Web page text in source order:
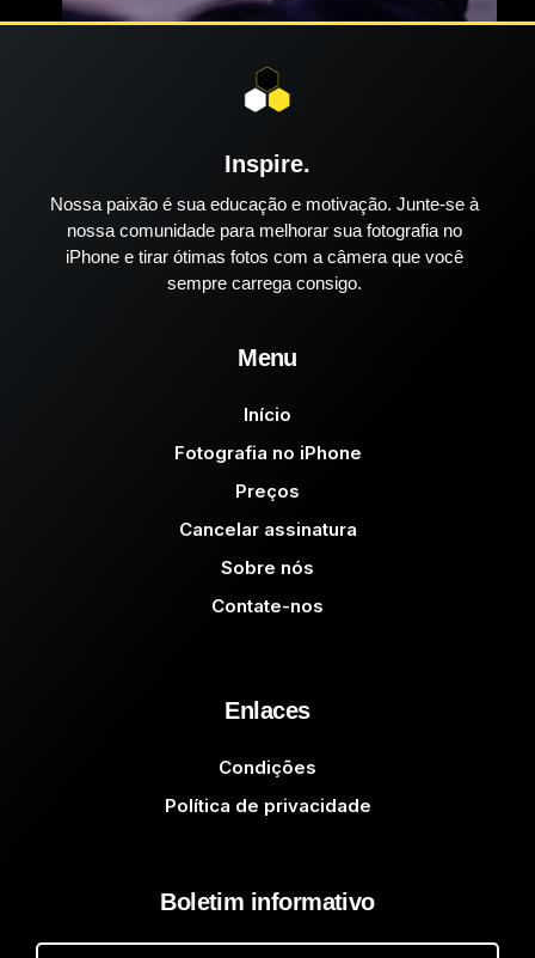
Inspire.
Nossa paixão é sua educação e motivação. Junte-se à
nossa comunidade para melhorar sua fotografia no
iPhone e tirar ótimas fotos com a câmera que você
sempre carrega consigo.
Menu
Início
Fotografia no iPhone
Preços
Cancelar assinatura
Sobre nós
Contate-nos
Enlaces
Condições
Política de privacidade
Boletim informativo